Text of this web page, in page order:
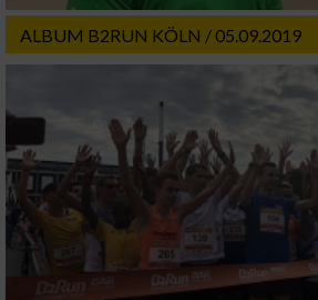
ALBUM B2RUN KÖLN / 05.09.2019